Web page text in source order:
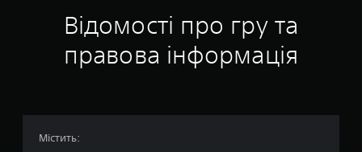
н
к
Відомості про гру та
правова інформація
Містить: